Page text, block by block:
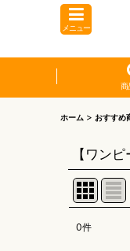
メニュー
商
ホーム > おすすめ
【ワン
0件